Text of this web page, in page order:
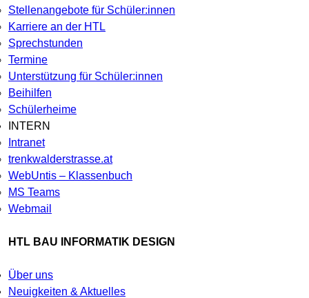
Stellenangebote für Schüler:innen
Karriere an der HTL
Sprechstunden
Termine
Unterstützung für Schüler:innen
Beihilfen
Schülerheime
INTERN
Intranet
trenkwalderstrasse.at
WebUntis – Klassenbuch
MS Teams
Webmail
HTL BAU INFORMATIK DESIGN
Über uns
Neuigkeiten & Aktuelles